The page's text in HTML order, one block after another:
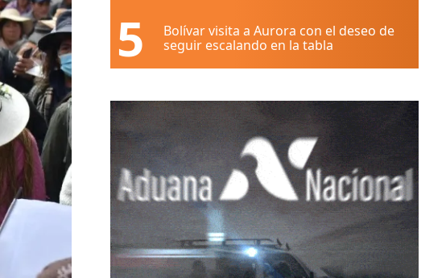
5
Bolívar visita a Aurora con el deseo de
seguir escalando en la tabla